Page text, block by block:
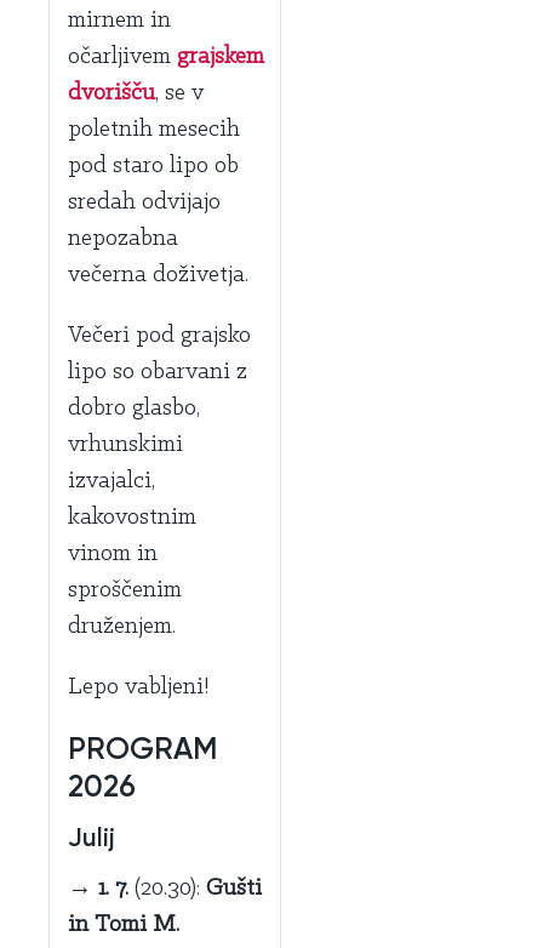
mirnem in
očarljivem grajskem
dvorišču, se v
poletnih mesecih
pod staro lipo ob
sredah odvijajo
nepozabna
večerna doživetja.
Večeri pod grajsko
lipo so obarvani z
dobro glasbo,
vrhunskimi
izvajalci,
kakovostnim
vinom in
sproščenim
druženjem.
Lepo vabljeni!
PROGRAM
2026
Julij
→ 1. 7. (20.30): Gušti
in Tomi M.